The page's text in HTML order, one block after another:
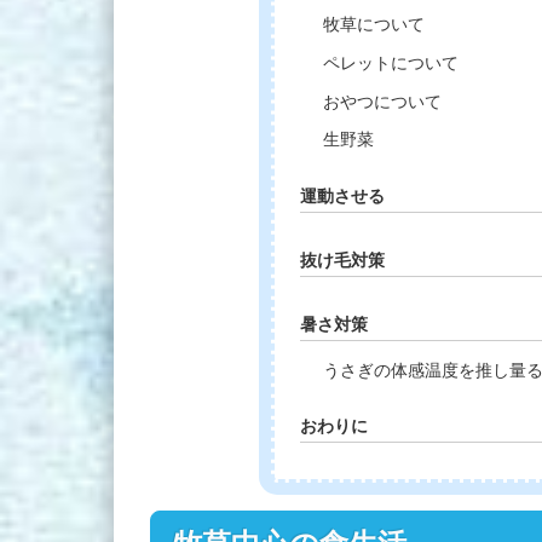
牧草について
ペレットについて
おやつについて
生野菜
運動させる
抜け毛対策
暑さ対策
うさぎの体感温度を推し量
おわりに